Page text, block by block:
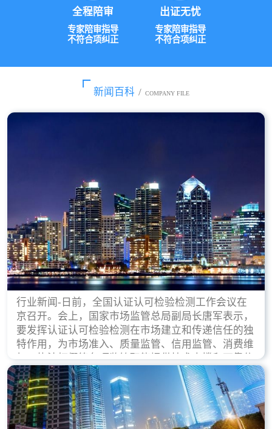
全程陪审
专家陪审指导
不符合项纠正
出证无忧
专家陪审指导
不符合项纠正
新闻百科 / COMPANY FILE
行业新闻-日前，全国认证认可检验检测工作会议在
京召开。会上，国家市场监管总局副局长唐军表示，
要发挥认证认可检验检测在市场建立和传递信任的独
特作用，为市场准入、质量监管、信用监管、消费维
权、执法打假等各项监管职能提供技术支撑和可靠依
据。